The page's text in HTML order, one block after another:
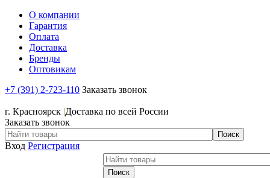
О компании
Гарантия
Оплата
Доставка
Бренды
Оптовикам
+7 (391) 2-723-110 Заказать звонок
г. Красноярск |Доставка по всей России
Заказать звонок
Вход Регистрация